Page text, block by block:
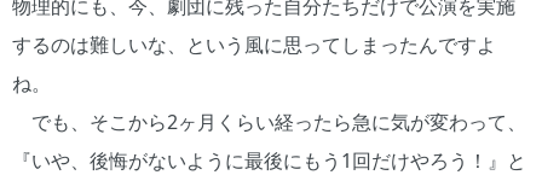
物理的にも、今、劇団に残った自分たちだけで公演を実施
するのは難しいな、という風に思ってしまったんですよ
ね。
でも、そこから2ヶ月くらい経ったら急に気が変わって、
『いや、後悔がないように最後にもう1回だけやろう！』と